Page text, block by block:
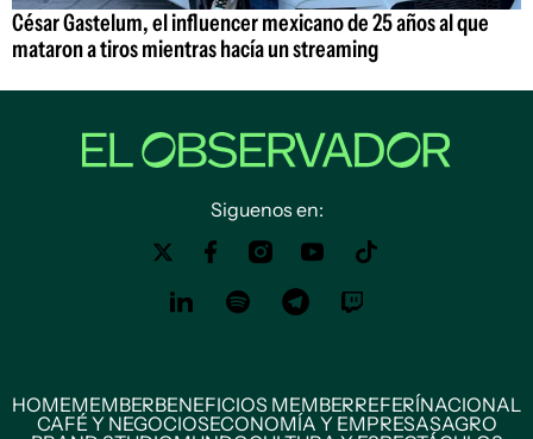
César Gastelum, el influencer mexicano de 25 años al que
mataron a tiros mientras hacía un streaming
Siguenos en:
HOMEMEMBERBENEFICIOS MEMBERREFERÍNACIONAL
CAFÉ Y NEGOCIOSECONOMÍA Y EMPRESASAGRO